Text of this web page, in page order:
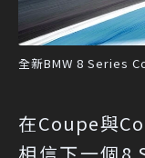
全新BMW 8 Series
在Coupe與